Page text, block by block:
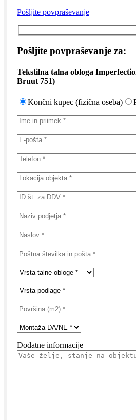
Pošljite povpraševanje
Pošljite povpraševanje za:
Tekstilna talna obloga
Bruut 751)
Končni kupec (fizična oseba)
Dodatne informacije